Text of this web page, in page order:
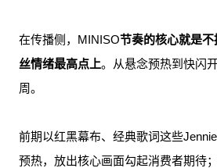
在传播侧，MINISO节奏的核心就是
丝情绪最高点上。从悬念预热到快闪
周。
前期以红黑幕布、经典歌词这些
预热，放出核心画面勾起消费者期待